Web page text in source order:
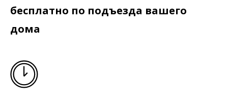
бесплатно по подъезда вашего
дома